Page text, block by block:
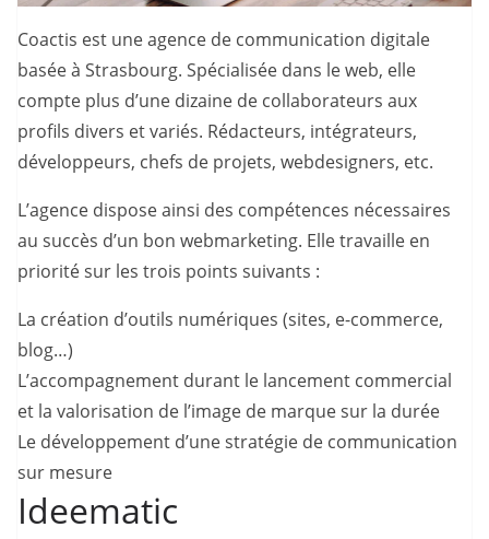
Coactis est une agence de communication digitale
basée à Strasbourg. Spécialisée dans le web, elle
compte plus d’une dizaine de collaborateurs aux
profils divers et variés. Rédacteurs, intégrateurs,
développeurs, chefs de projets, webdesigners, etc.
L’agence dispose ainsi des compétences nécessaires
au succès d’un bon webmarketing. Elle travaille en
priorité sur les trois points suivants :
La création d’outils numériques (sites, e-commerce,
blog…)
L’accompagnement durant le lancement commercial
et la valorisation de l’image de marque sur la durée
Le développement d’une stratégie de communication
sur mesure
Ideematic